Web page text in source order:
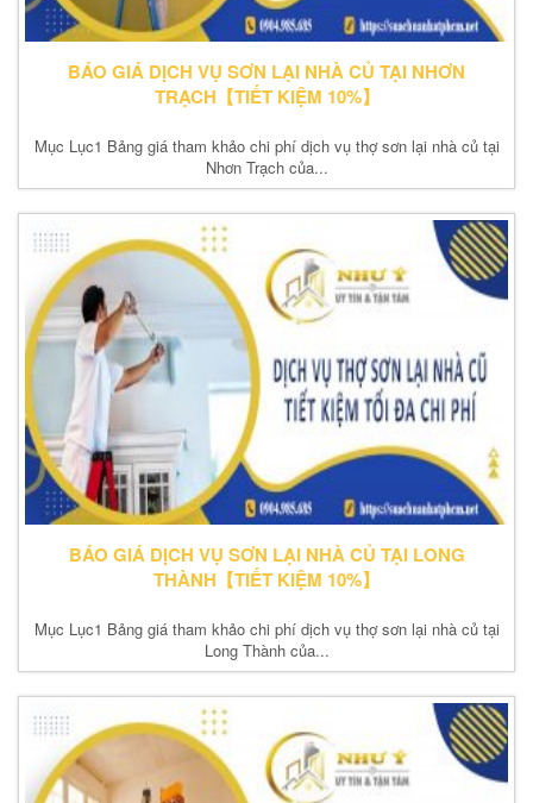
BÁO GIÁ DỊCH VỤ SƠN LẠI NHÀ CỦ TẠI NHƠN
TRẠCH【TIẾT KIỆM 10%】
Mục Lục1 Bảng giá tham khảo chi phí dịch vụ thợ sơn lại nhà củ tại
Nhơn Trạch của...
BÁO GIÁ DỊCH VỤ SƠN LẠI NHÀ CỦ TẠI LONG
THÀNH【TIẾT KIỆM 10%】
Mục Lục1 Bảng giá tham khảo chi phí dịch vụ thợ sơn lại nhà củ tại
Long Thành của...